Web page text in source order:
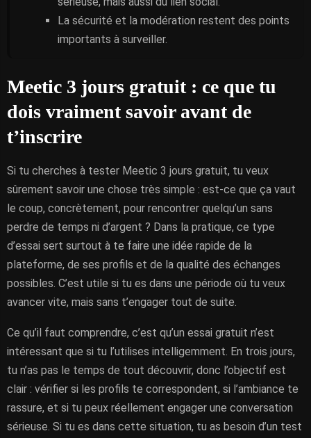
La sécurité et la modération restent des points
importants à surveiller.
Meetic 3 jours gratuit : ce que tu
dois vraiment savoir avant de
t’inscrire
Si tu cherches à tester Meetic 3 jours gratuit, tu veux
sûrement savoir une chose très simple : est-ce que ça vaut
le coup, concrètement, pour rencontrer quelqu’un sans
perdre de temps ni d’argent ? Dans la pratique, ce type
d’essai sert surtout à te faire une idée rapide de la
plateforme, de ses profils et de la qualité des échanges
possibles. C’est utile si tu es dans une période où tu veux
avancer vite, mais sans t’engager tout de suite.
Ce qu’il faut comprendre, c’est qu’un essai gratuit n’est
intéressant que si tu l’utilises intelligemment. En trois jours,
tu n’as pas le temps de tout découvrir, donc l’objectif est
clair : vérifier si les profils te correspondent, si l’ambiance te
rassure, et si tu peux réellement engager une conversation
sérieuse. Si tu es dans cette situation, tu as besoin d’un test